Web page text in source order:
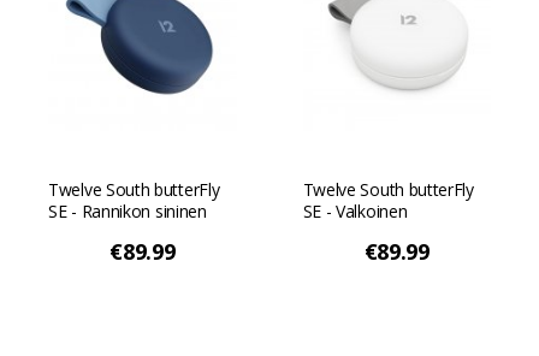
Twelve South butterFly
SE - Rannikon sininen
€89.99
Twelve South butterFly
SE - Valkoinen
€89.99